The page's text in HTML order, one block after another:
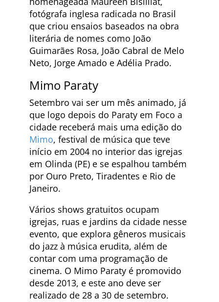
fotógrafa inglesa radicada no Brasil
que criou ensaios baseados na obra
literária de nomes como João
Guimarães Rosa, João Cabral de Melo
Neto, Jorge Amado e Adélia Prado.
Mimo Paraty
Setembro vai ser um mês animado, já
que logo depois do Paraty em Foco a
cidade receberá mais uma edição do
Mimo, festival de música que teve
início em 2004 no interior das igrejas
em Olinda (PE) e se espalhou também
por Ouro Preto, Tiradentes e Rio de
Janeiro.
Vários shows gratuitos ocupam
igrejas, ruas e jardins da cidade nesse
evento, que explora gêneros musicais
do jazz à música erudita, além de
contar com uma programação de
cinema. O Mimo Paraty é promovido
desde 2013, e este ano deve ser
realizado de 28 a 30 de setembro.